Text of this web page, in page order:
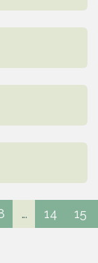
... 14 15